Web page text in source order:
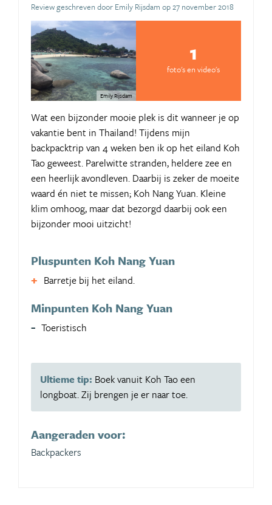
Review geschreven door Emily Rijsdam op 27 november 2018
Emily Rijsdam
1
foto's en video's
Wat een bijzonder mooie plek is dit wanneer je op
vakantie bent in Thailand! Tijdens mijn
backpacktrip van 4 weken ben ik op het eiland Koh
Tao geweest. Parelwitte stranden, heldere zee en
een heerlijk avondleven. Daarbij is zeker de moeite
waard én niet te missen; Koh Nang Yuan. Kleine
klim omhoog, maar dat bezorgd daarbij ook een
bijzonder mooi uitzicht!
Pluspunten Koh Nang Yuan
Barretje bij het eiland.
Minpunten Koh Nang Yuan
Toeristisch
Ultieme tip: Boek vanuit Koh Tao een
longboat. Zij brengen je er naar toe.
Aangeraden voor:
Backpackers